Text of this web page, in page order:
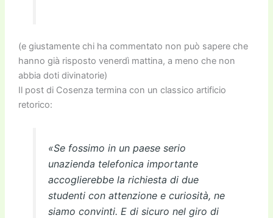
(e giustamente chi ha commentato non può sapere che
hanno già risposto venerdì mattina, a meno che non
abbia doti divinatorie)
Il post di Cosenza termina con un classico artificio
retorico:
«Se fossimo in un paese serio
unazienda telefonica importante
accoglierebbe la richiesta di due
studenti con attenzione e curiosità, ne
siamo convinti. E di sicuro nel giro di